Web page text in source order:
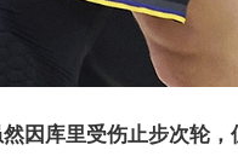
因库里受伤止步次轮